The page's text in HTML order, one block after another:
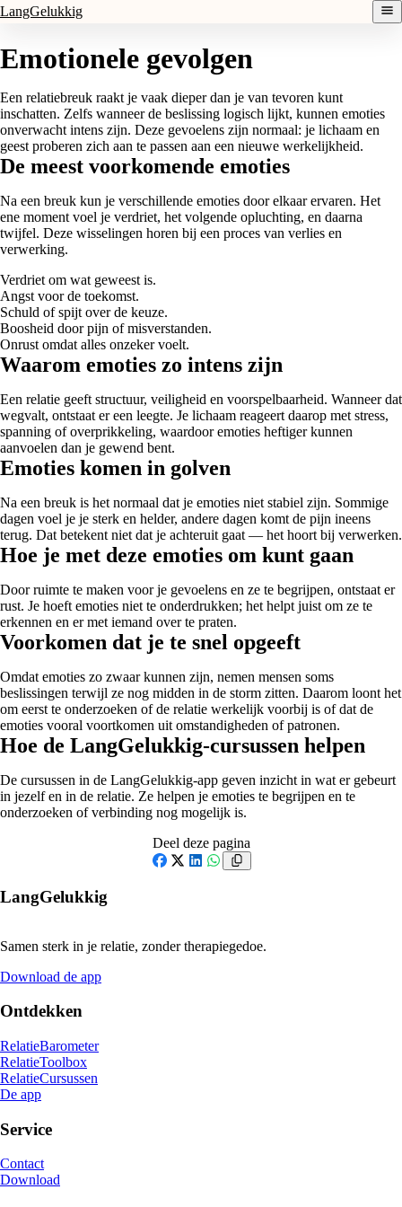
LangGelukkig
Emotionele gevolgen
Een relatiebreuk raakt je vaak dieper dan je van tevoren kunt
inschatten. Zelfs wanneer de beslissing logisch lijkt, kunnen emoties
onverwacht intens zijn. Deze gevoelens zijn normaal: je lichaam en
geest proberen zich aan te passen aan een nieuwe werkelijkheid.
De meest voorkomende emoties
Na een breuk kun je verschillende emoties door elkaar ervaren. Het
ene moment voel je verdriet, het volgende opluchting, en daarna
twijfel. Deze wisselingen horen bij een proces van verlies en
verwerking.
Verdriet om wat geweest is.
Angst voor de toekomst.
Schuld of spijt over de keuze.
Boosheid door pijn of misverstanden.
Onrust omdat alles onzeker voelt.
Waarom emoties zo intens zijn
Een relatie geeft structuur, veiligheid en voorspelbaarheid. Wanneer dat
wegvalt, ontstaat er een leegte. Je lichaam reageert daarop met stress,
spanning of overprikkeling, waardoor emoties heftiger kunnen
aanvoelen dan je gewend bent.
Emoties komen in golven
Na een breuk is het normaal dat je emoties niet stabiel zijn. Sommige
dagen voel je je sterk en helder, andere dagen komt de pijn ineens
terug. Dat betekent niet dat je achteruit gaat — het hoort bij verwerken.
Hoe je met deze emoties om kunt gaan
Door ruimte te maken voor je gevoelens en ze te begrijpen, ontstaat er
rust. Je hoeft emoties niet te onderdrukken; het helpt juist om ze te
erkennen en er met iemand over te praten.
Voorkomen dat je te snel opgeeft
Omdat emoties zo zwaar kunnen zijn, nemen mensen soms
beslissingen terwijl ze nog midden in de storm zitten. Daarom loont het
om eerst te onderzoeken of de relatie werkelijk voorbij is of dat de
emoties vooral voortkomen uit omstandigheden of patronen.
Hoe de LangGelukkig-cursussen helpen
De cursussen in de LangGelukkig-app geven inzicht in wat er gebeurt
in jezelf en in de relatie. Ze helpen je emoties te begrijpen en te
onderzoeken of verbinding nog mogelijk is.
Deel deze pagina
LangGelukkig
Samen sterk in je relatie, zonder therapiegedoe.
Download de app
Ontdekken
RelatieBarometer
RelatieToolbox
RelatieCursussen
De app
Service
Contact
Download